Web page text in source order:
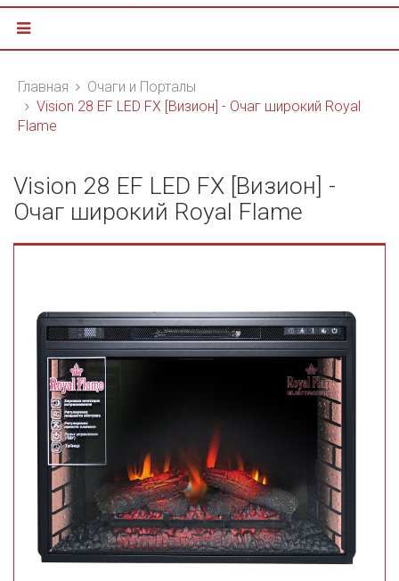
Главная
Очаги и Порталы
Vision 28 EF LED FX [Визион] - Очаг широкий Royal
Flame
Vision 28 EF LED FX [Визион] -
Очаг широкий Royal Flame